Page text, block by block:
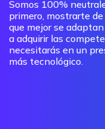
Somos 100%
primero, mostrarte
que mejor se
a adquirir las
necesitarás en un
más tecnológico.